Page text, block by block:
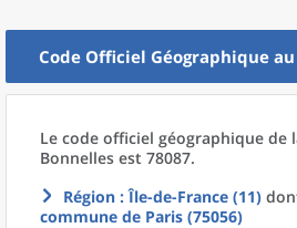
Code Officiel Géographique
Le code officiel géographique de
Bonnelles est 78087.
Région : Île-de-France (11)
commune de Paris (75056)